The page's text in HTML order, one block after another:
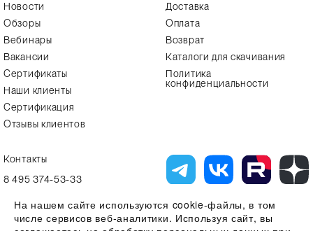
Новости
Обзоры
Вебинары
Вакансии
Сертификаты
Наши клиенты
Сертификация
Отзывы клиентов
Доставка
Оплата
Возврат
Каталоги для скачивания
Политика
конфиденциальности
Контакты
8 495 374-53-33
На нашем сайте используются cookie-файлы, в том
числе сервисов веб-аналитики. Используя сайт, вы